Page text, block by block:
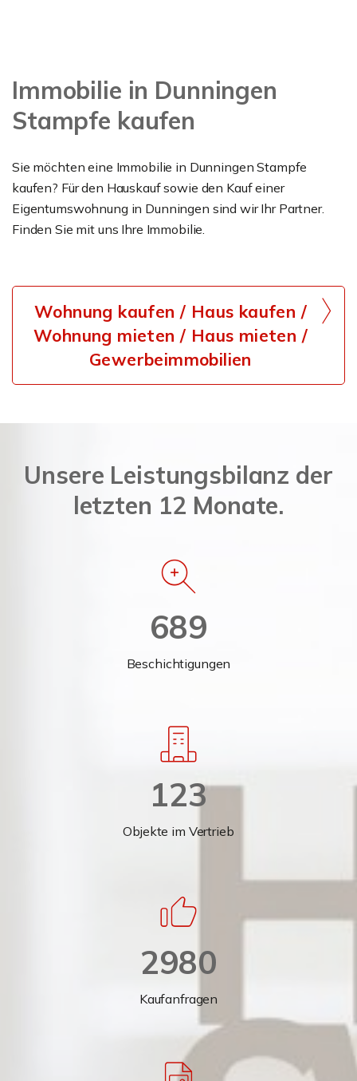
Immobilie in Dunningen
Stampfe kaufen
Sie möchten eine Immobilie in Dunningen Stampfe
kaufen? Für den Hauskauf sowie den Kauf einer
Eigentumswohnung in Dunningen sind wir Ihr Partner.
Finden Sie mit uns Ihre Immobilie.
Wohnung kaufen / Haus kaufen /
Wohnung mieten / Haus mieten /
Gewerbeimmobilien
Unsere Leistungsbilanz der
letzten 12 Monate.
689
Beschichtigungen
123
Objekte im Vertrieb
2980
Kaufanfragen